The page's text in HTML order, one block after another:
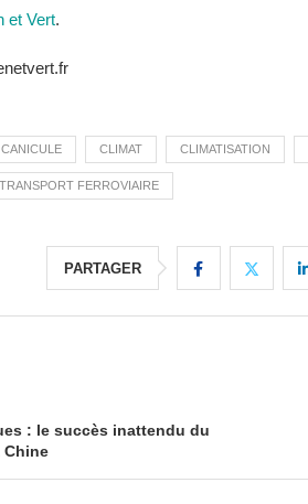
et Vert.
CANICULE CLIMAT CLIMATISATION
TRANSPORT FERROVIAIRE
PARTAGER
: le succès inattendu du
Chine